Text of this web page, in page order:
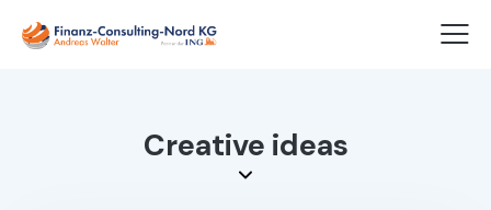
Creative ideas